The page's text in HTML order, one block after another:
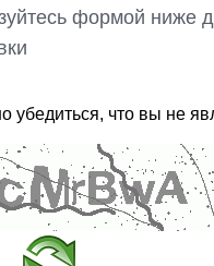
формой ниже
убедиться, что вы не